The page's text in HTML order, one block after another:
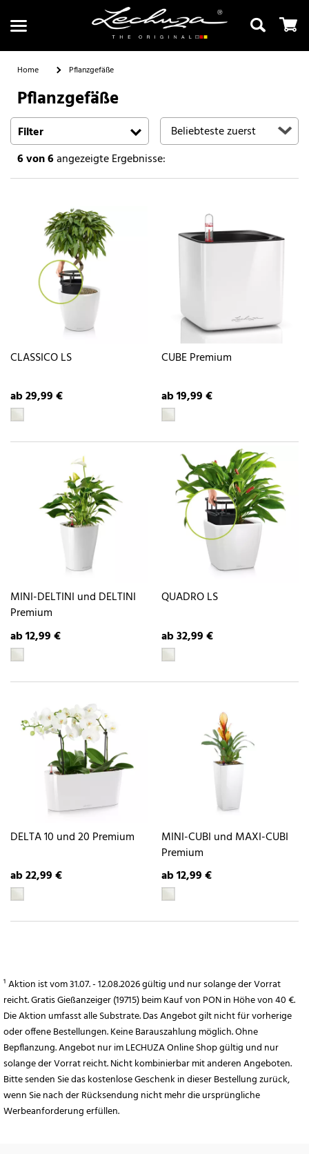
Suchen
Home Pflanzgefäße
Pflanzgefäße
Filter
6von 6angezeigte Ergebnisse:
CLASSICO LS
ab 29,99 €
CUBE Premium
ab 19,99 €
MINI-DELTINI und DELTINI
Premium
ab 12,99 €
QUADRO LS
ab 32,99 €
DELTA 10 und 20 Premium
ab 22,99 €
MINI-CUBI und MAXI-CUBI
Premium
ab 12,99 €
¹ Aktion ist vom 31.07. - 12.08.2026 gültig und nur solange der Vorrat
reicht. Gratis Gießanzeiger (19715) beim Kauf von PON in Höhe von 40 €.
Die Aktion umfasst alle Substrate. Das Angebot gilt nicht für vorherige
oder offene Bestellungen. Keine Barauszahlung möglich. Ohne
Bepflanzung. Angebot nur im LECHUZA Online Shop gültig und nur
solange der Vorrat reicht. Nicht kombinierbar mit anderen Angeboten.
Bitte senden Sie das kostenlose Geschenk in dieser Bestellung zurück,
wenn Sie nach der Rücksendung nicht mehr die ursprüngliche
Werbeanforderung erfüllen.